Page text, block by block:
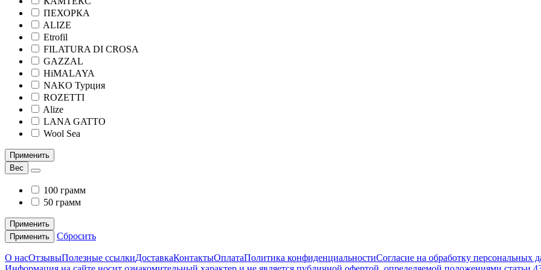
ПЕХОРКА
ALIZE
Etrofil
FILATURA DI CROSA
GAZZAL
HiMALAYA
NAKO Турция
ROZETTI
Alize
LANA GATTO
Wool Sea
Применить
Вес
100 грамм
50 грамм
Применить
Применить
Сбросить
О насОтзывыПолезные ссылкиДоставкаКонтактыОплатаПолитика конфиденциальностиСогласие на обработку персональных